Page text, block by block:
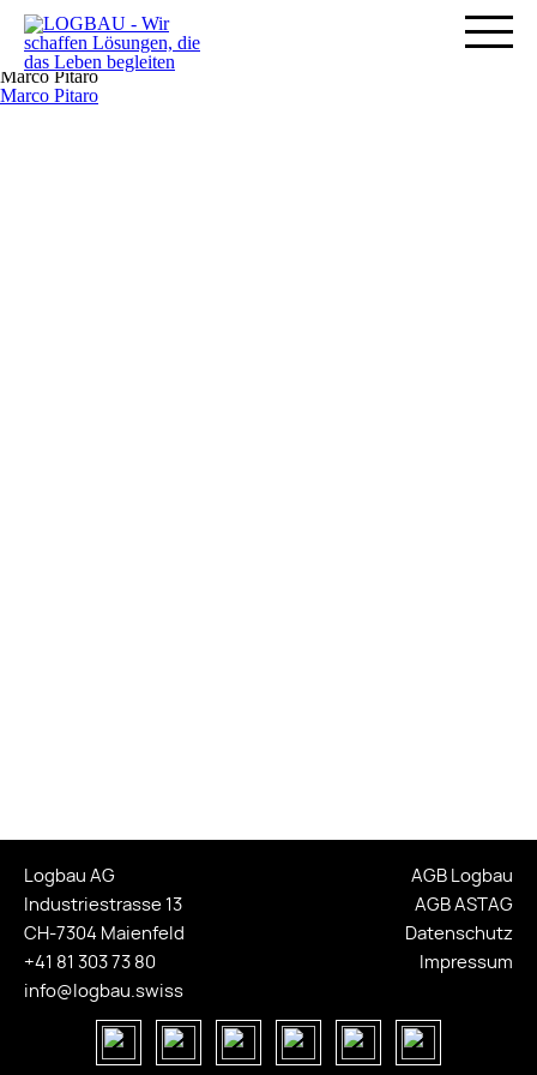
Marco Pitaro
Marco Pitaro
Logbau AG
Industriestrasse 13
CH-7304 Maienfeld
+41 81 303 73 80
info@logbau.swiss
AGB Logbau
AGB ASTAG
Datenschutz
Impressum